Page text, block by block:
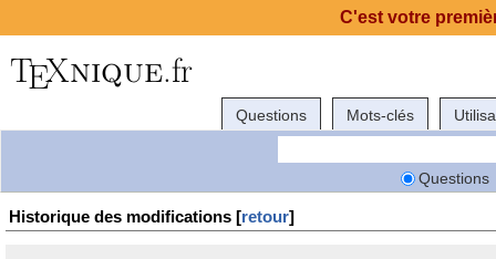
Questions Mots-clés
Questions
Historique des modifications [retour]
C'est votre